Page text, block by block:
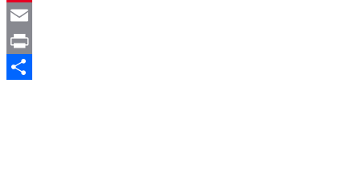
Pinterest
Email
Print